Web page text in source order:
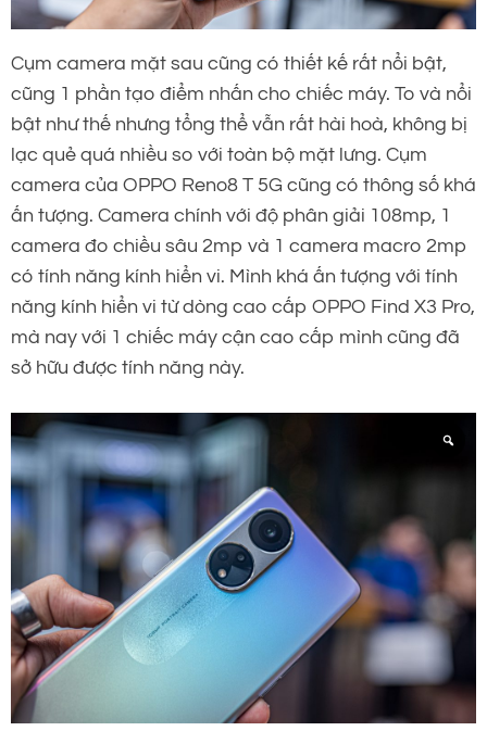
Cụm camera mặt sau cũng có thiết kế rất nổi bật,
cũng 1 phần tạo điểm nhấn cho chiếc máy. To và nổi
bật như thế nhưng tổng thể vẫn rất hài hoà, không bị
lạc quẻ quá nhiều so với toàn bộ mặt lưng. Cụm
camera của OPPO Reno8 T 5G cũng có thông số khá
ấn tượng. Camera chính với độ phân giải 108mp, 1
camera đo chiều sâu 2mp và 1 camera macro 2mp
có tính năng kính hiển vi. Mình khá ấn tượng với tính
năng kính hiển vi từ dòng cao cấp OPPO Find X3 Pro,
mà nay với 1 chiếc máy cận cao cấp mình cũng đã
sở hữu được tính năng này.